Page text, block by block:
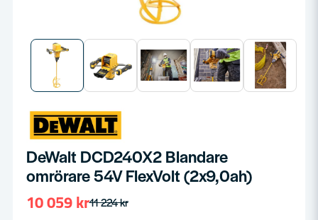
DeWalt DCD240X2 Blandare
omrörare 54V FlexVolt (2x9,0ah)
11 224 kr
10 059 kr